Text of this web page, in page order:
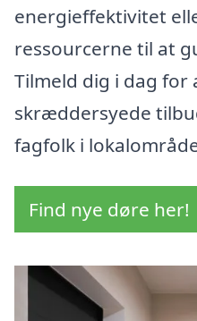
energieffektivitet
ressourcerne til at
Tilmeld dig i dag for
skræddersyede
fagfolk i
Find nye døre her!